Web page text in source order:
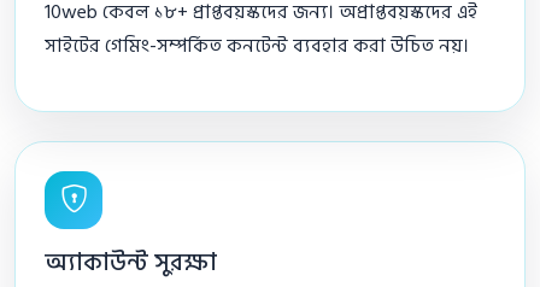
10web কেবল ১৮+ প্রাপ্তবয়স্কদের জন্য। অপ্রাপ্তবয়স্কদের এই
সাইটের গেমিং-সম্পর্কিত কনটেন্ট ব্যবহার করা উচিত নয়।
অ্যাকাউন্ট সুরক্ষা